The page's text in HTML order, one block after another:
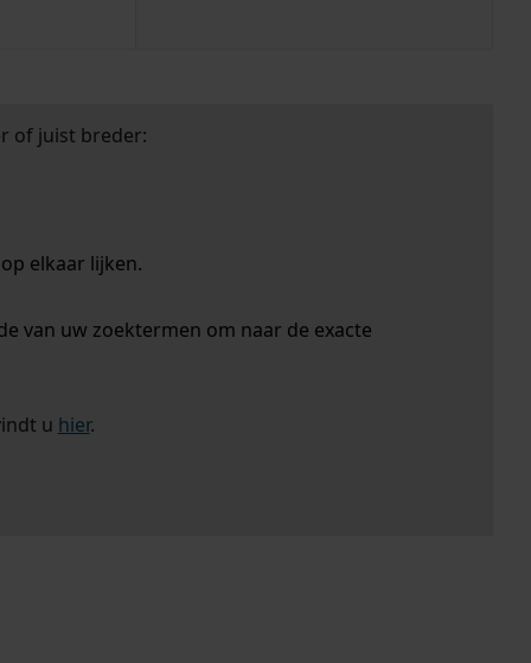
of juist breder:
elkaar lijken.
van uw zoektermen om naar de exacte
u hier.